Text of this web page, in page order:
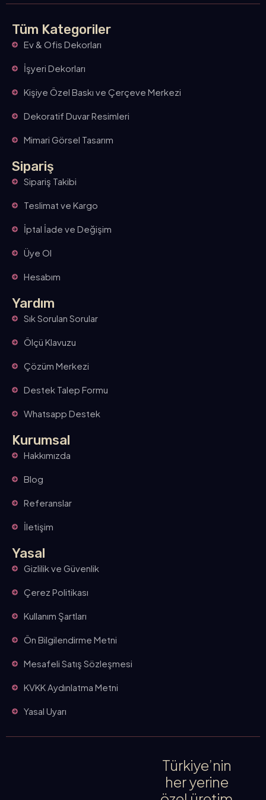
Tüm Kategoriler
Ev & Ofis Dekorları
İşyeri Dekorları
Kişiye Özel Baskı ve Çerçeve Merkezi
Dekoratif Duvar Resimleri
Mimari Görsel Tasarım
Sipariş
Sipariş Takibi
Teslimat ve Kargo
İptal İade ve Değişim
Üye Ol
Hesabım
Yardım
Sık Sorulan Sorular
Ölçü Klavuzu
Çözüm Merkezi
Destek Talep Formu
Whatsapp Destek
Kurumsal
Hakkımızda
Blog
Referanslar
İletişim
Yasal
Gizlilik ve Güvenlik
Çerez Politikası
Kullanım Şartları
Ön Bilgilendirme Metni
Mesafeli Satış Sözleşmesi
KVKK Aydınlatma Metni
Yasal Uyarı
Türkiye’nin
her yerine